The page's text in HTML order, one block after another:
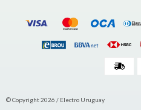
© Copyright 2026 / Electro Uruguay